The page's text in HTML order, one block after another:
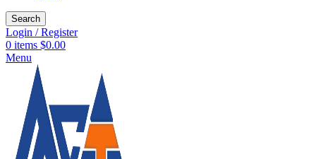
Search
Login / Register
0 items $0.00
Menu